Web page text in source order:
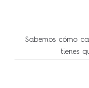
Sabemos cómo
tienes